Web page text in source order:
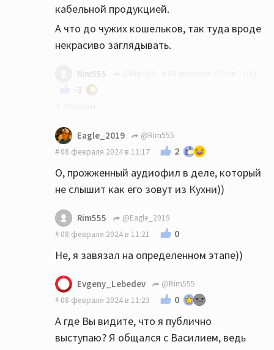
кабельной продукцией.
А что до чужих кошельков, так туда вроде
некрасиво заглядывать.
Rim555
-3
Слив засчитан, Евгений.
Чего публично выступать, если кроме
собственной теории, знаний и опыта ноль.
Меломаном тоже хорошо быть,
фантастически экономит деньги на hifi.
Eagle_2019
@Rim555
08 февраля 2024 в 11:17
2
О, прожженный аудиофил в деле, который
не слышит как его зовут из Кухни))
Rim555
@Eagle_2019
08 февраля 2024 в 11:21
0
Не, я завязал на определенном этапе))
Evgeny_Lebedev
@Rim555
08 февраля 2024 в 11:23
0
А где Вы видите, что я публично
выступаю? Я общался с Василием, ведь